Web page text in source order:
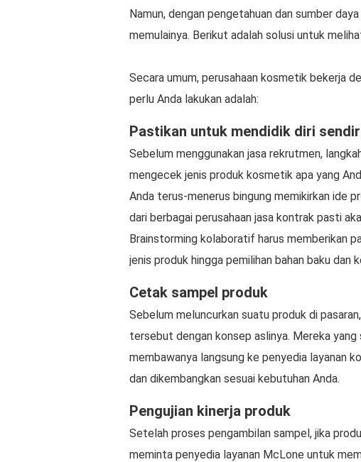
Namun, dengan pengetahuan dan sumber
memulainya. Berikut adalah solusi untuk
Secara umum, perusahaan kosmetik bekerja
perlu Anda lakukan adalah:
Pastikan untuk mendidik diri
Sebelum menggunakan jasa rekrutmen,
mengecek jenis produk kosmetik apa yang
Anda terus-menerus bingung memikirkan ide
dari berbagai perusahaan jasa kontrak pasti
Brainstorming kolaboratif harus memberikan
jenis produk hingga pemilihan bahan baku dan
Cetak sampel produk
Sebelum meluncurkan suatu produk di
tersebut dengan konsep aslinya. Mereka
membawanya langsung ke penyedia layanan
dan dikembangkan sesuai kebutuhan Anda.
Pengujian kinerja produk
Setelah proses pengambilan sampel, jika
meminta penyedia layanan McLone untuk